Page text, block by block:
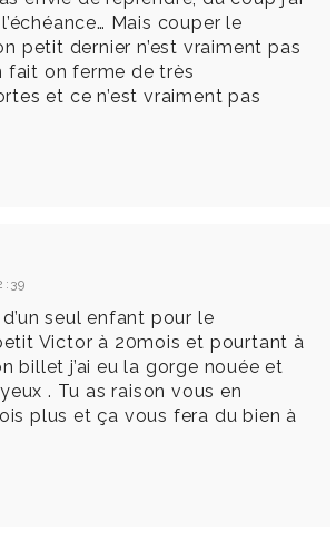
Mais couper le
petit dernier n’est vraiment pas
fait on ferme de très
et ce n’est vraiment pas
seul enfant pour le
Victor à 20mois et pourtant à
billet j’ai eu la gorge nouée et
. Tu as raison vous en
plus et ça vous fera du bien à